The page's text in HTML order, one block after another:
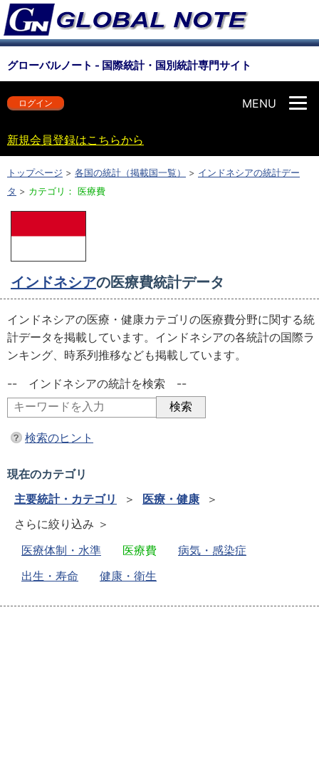
グローバルノート - 国際統計・国別統計専門サイト
MENU
ログイン
新規会員登録はこちらから
トップページ > 各国の統計（掲載国一覧） > インドネシアの統計デー
タ > カテゴリ： 医療費
インドネシアの医療費統計データ
インドネシアの医療・健康カテゴリの医療費分野に関する統
計データを掲載しています。インドネシアの各統計の国際ラ
ンキング、時系列推移なども掲載しています。
-- インドネシアの統計を検索 --
検索のヒント
現在のカテゴリ
主要統計・カテゴリ
＞ 医療・健康 ＞
さらに絞り込み ＞
医療体制・水準
医療費
病気・感染症
出生・寿命
健康・衛生